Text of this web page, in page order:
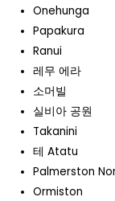
Onehunga
Papakura
Ranui
레무 에라
소머빌
실비아 공원
Takanini
테 Atatu
Palmerston
Ormiston